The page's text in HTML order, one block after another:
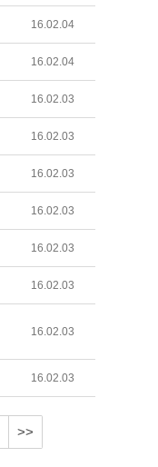
16.02.04
16.02.04
16.02.03
16.02.03
16.02.03
16.02.03
16.02.03
16.02.03
16.02.03
16.02.03
>>